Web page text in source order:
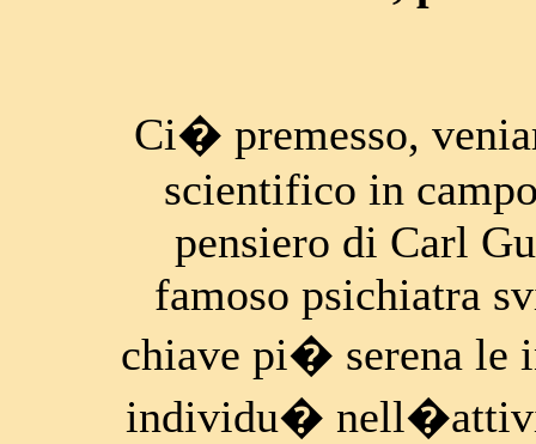
Ci� premesso,
scientifico in
pensiero di Carl
famoso psichiatra
chiave pi� serena le
individu�